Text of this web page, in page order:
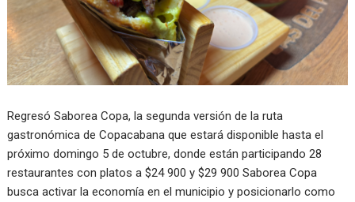
Regresó Saborea Copa, la segunda versión de la ruta
gastronómica de Copacabana que estará disponible hasta el
próximo domingo 5 de octubre, donde están participando 28
restaurantes con platos a $24 900 y $29 900 Saborea Copa
busca activar la economía en el municipio y posicionarlo como